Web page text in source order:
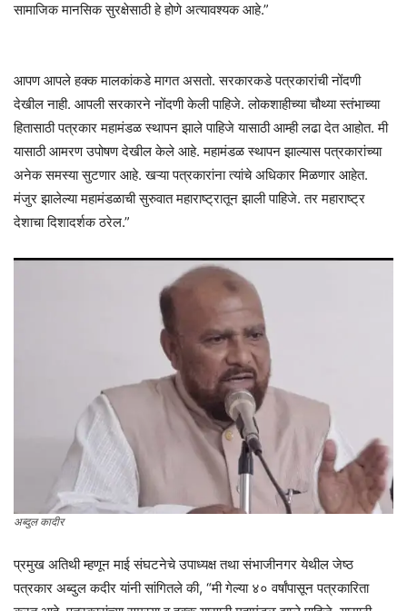
सामाजिक मानसिक सुरक्षेसाठी हे होणे अत्यावश्यक आहे.”
आपण आपले हक्क मालकांकडे मागत असतो. सरकारकडे पत्रकारांची नोंदणी
देखील नाही. आपली सरकारने नोंदणी केली पाहिजे. लोकशाहीच्या चौथ्या स्तंभाच्या
हितासाठी पत्रकार महामंडळ स्थापन झाले पाहिजे यासाठी आम्ही लढा देत आहोत. मी
यासाठी आमरण उपोषण देखील केले आहे. महामंडळ स्थापन झाल्यास पत्रकारांच्या
अनेक समस्या सुटणार आहे. खऱ्या पत्रकारांना त्यांचे अधिकार मिळणार आहेत.
मंजुर झालेल्या महामंडळाची सुरुवात महाराष्ट्रातून झाली पाहिजे. तर महाराष्ट्र
देशाचा दिशादर्शक ठरेल.”
अब्दुल कादीर
प्रमुख अतिथी म्हणून माई संघटनेचे उपाध्यक्ष तथा संभाजीनगर येथील जेष्ठ
पत्रकार अब्दुल कदीर यांनी सांगितले की, “मी गेल्या ४० वर्षांपासून पत्रकारिता